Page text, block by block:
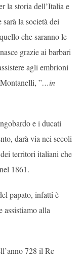
la storia dell’Italia e
la società dei
che saranno le
grazie ai barbari
agli embrioni
”…in
e i ducati
darà via nei secoli
territori italiani che
1861.
papato, infatti è
assistiamo alla
728 il Re